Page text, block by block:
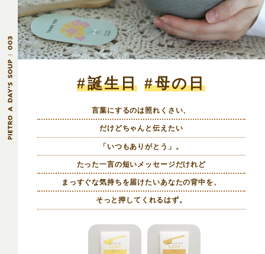
#誕生日 #母の日
言葉にするのは照れくさい、
だけどちゃんと伝えたい
「いつもありがとう」。
たった一言の短いメッセージだけれど
まっすぐな気持ちを届けたいあなたの背中を、
そっと押してくれるはず。